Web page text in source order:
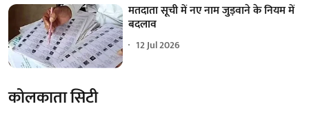
मतदाता सूची में नए नाम जुड़वाने के नियम में
बदलाव
12 Jul 2026
कोलकाता सिटी